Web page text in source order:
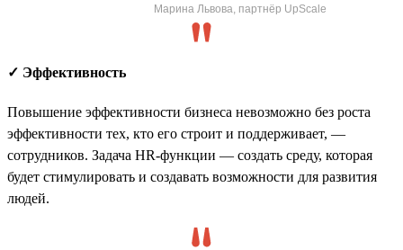
Марина Львова, партнёр UpScale
✓ Эффективность
Повышение эффективности бизнеса невозможно без роста
эффективности тех, кто его строит и поддерживает, —
сотрудников. Задача HR-функции — создать среду, которая
будет стимулировать и создавать возможности для развития
людей.